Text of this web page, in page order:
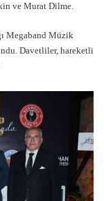
ve Murat Dilme.
Megaband Müzik
Davetliler, hareketli